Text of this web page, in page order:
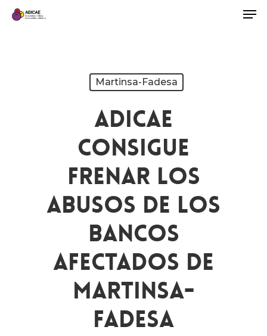
Martinsa-Fadesa
ADICAE
Consigue
Frenar Los
Abusos De Los
Bancos
Afectados De
Martinsa-
Fadesa